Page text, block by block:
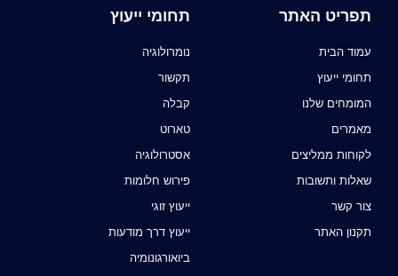
תפריט האתר
עמוד הבית
תחומי ייעוץ
המומחים שלנו
מאמרים
לקוחות ממליצים
שאלות ותשובות
צור קשר
תקנון האתר
תחומי ייעוץ
נומרולוגיה
תקשור
קבלה
טארוט
אסטרולוגיה
פירוש חלומות
ייעוץ זוגי
ייעוץ דרך מודעות
ביואורגונומיה